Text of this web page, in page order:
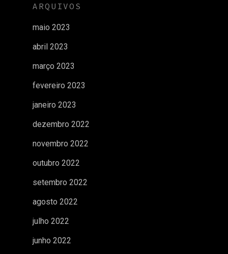
ARQUIVOS
maio 2023
abril 2023
março 2023
fevereiro 2023
janeiro 2023
dezembro 2022
novembro 2022
outubro 2022
setembro 2022
agosto 2022
julho 2022
junho 2022